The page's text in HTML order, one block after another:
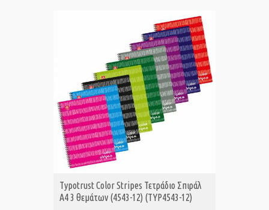
Typotrust Color Stripes Τετράδιο Σπιράλ
A4 3 θεμάτων (4543-12) (TYP4543-12)